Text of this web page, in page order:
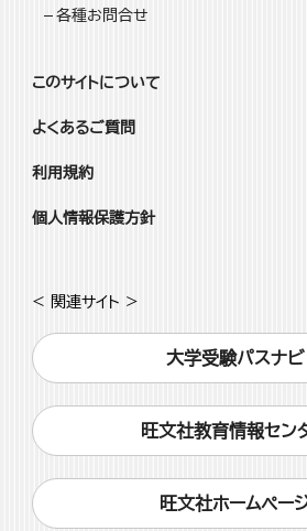
各種お問合せ
このサイトについて
よくあるご質問
利用規約
個人情報保護方針
< 関連サイト >
大学受験パスナビ
旺文社教育情報セン
旺文社ホームペー